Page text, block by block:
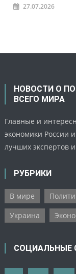
27.07.2026
НОВОСТИ О
ВСЕГО МИРА
Главные и
экономики России
лучших экспертов
РУБРИКИ
В мире
Украина
СОЦИАЛЬНЫЕ